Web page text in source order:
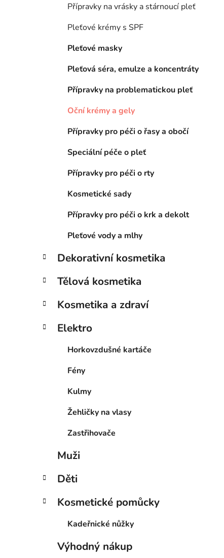
Přípravky na vrásky a stárnoucí pleť
Pleťové krémy s SPF
Pleťové masky
Pleťová séra, emulze a koncentráty
Přípravky na problematickou pleť
Oční krémy a gely
Přípravky pro péči o řasy a obočí
Speciální péče o pleť
Přípravky pro péči o rty
Kosmetické sady
Přípravky pro péči o krk a dekolt
Pleťové vody a mlhy
Dekorativní kosmetika
Tělová kosmetika
Kosmetika a zdraví
Elektro
Horkovzdušné kartáče
Fény
Kulmy
Žehličky na vlasy
Zastřihovače
Muži
Děti
Kosmetické pomůcky
Kadeřnické nůžky
Výhodný nákup